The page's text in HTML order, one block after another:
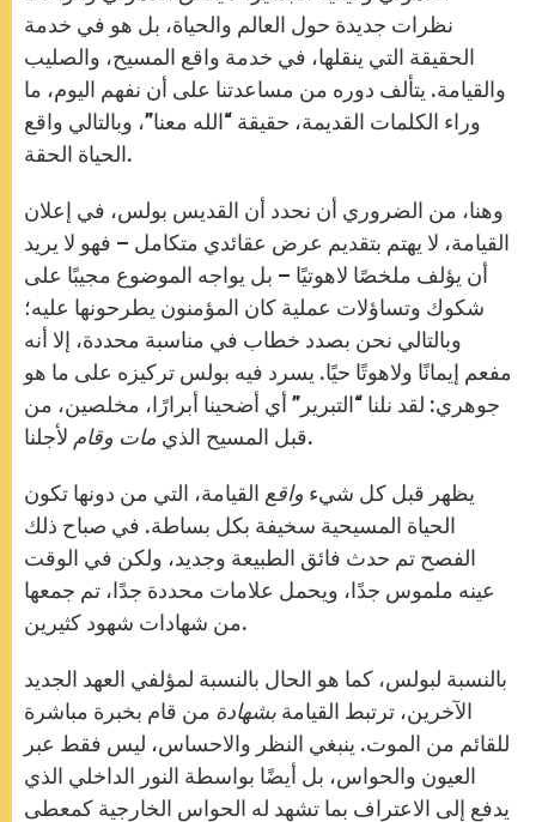
نظرات جديدة حول العالم والحياة، بل هو في خدمة
الحقيقة التي ينقلها، في خدمة واقع المسيح، والصليب
والقيامة. يتألف دوره من مساعدتنا على أن نفهم اليوم، ما
وراء الكلمات القديمة، حقيقة “الله معنا”، وبالتالي واقع
الحياة الحقة.
وهنا، من الضروري أن نحدد أن القديس بولس، في إعلان
القيامة، لا يهتم بتقديم عرض عقائدي متكامل – فهو لا يريد
أن يؤلف ملخصًا لاهوتيًا – بل يواجه الموضوع مجيبًا على
شكوك وتساؤلات عملية كان المؤمنون يطرحونها عليه؛
وبالتالي نحن بصدد خطاب في مناسبة محددة، إلا أنه
مفعم إيمانًا ولاهوتًا حيًا. يسرد فيه بولس تركيزه على ما هو
جوهري: لقد نلنا “التبرير” أي أضحينا أبرارًا، مخلصين، من
قبل المسيح الذي مات وقام لأجلنا.
يظهر قبل كل شيء واقع القيامة، التي من دونها تكون
الحياة المسيحية سخيفة بكل بساطة. في صباح ذلك
الفصح تم حدث فائق الطبيعة وجديد، ولكن في الوقت
عينه ملموس جدًا، ويحمل علامات محددة جدًا، تم جمعها
من شهادات شهود كثيرين.
بالنسبة لبولس، كما هو الحال بالنسبة لمؤلفي العهد الجديد
الآخرين، ترتبط القيامة بشهادة من قام بخبرة مباشرة
للقائم من الموت. ينبغي النظر والاحساس، ليس فقط عبر
العيون والحواس، بل أيضًا بواسطة النور الداخلي الذي
يدفع إلى الاعتراف بما تشهد له الحواس الخارجية كمعطى